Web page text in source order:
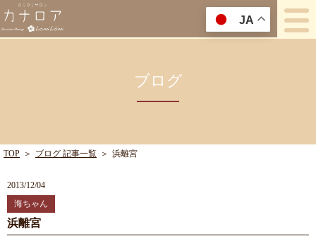
ブログ
TOP ＞ ブログ 記事一覧 ＞ 浜離宮
2013/12/04
海ちゃん
浜離宮
JA